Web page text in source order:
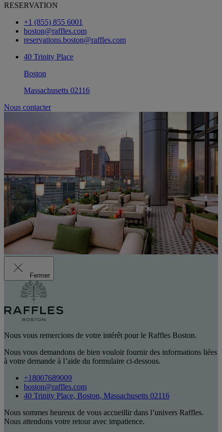
RESERVATION
+1 (855) 855 6001
boston@raffles.com
reservations.boston@raffles.com
40 Trinity Place
Boston
Massachusetts 02116
Nous contacter
Fermer
Nous vous remercions de votre intérêt pour le Raffles Boston.
Nous vous demandons de bien vouloir fournir des informations liées
à votre demande à l’aide du formulaire ci-dessous.
+18007689009
boston@raffles.com
40 Trinity Place, Boston, Massachusetts 02116
Nous sommes heureux de vous accueillir dans l’univers Raffles.
Nous attendons votre retour avec impatience.